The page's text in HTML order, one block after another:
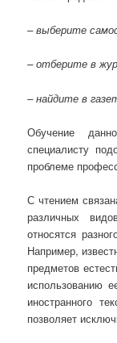
– выберите
– отберите в
– найдите в
Обучение
специалисту
проблеме
С чтением
различных
относятся
Например,
предметов
использованию
иностранного
позволяет